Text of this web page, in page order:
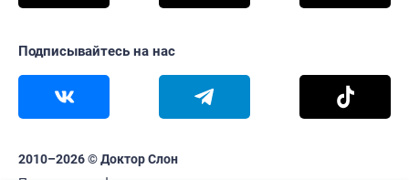
Подписывайтесь на нас
2010–2026 © Доктор Слон